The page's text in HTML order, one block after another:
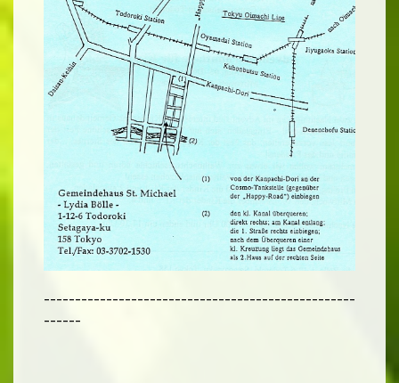
--------------------------------------------------
------